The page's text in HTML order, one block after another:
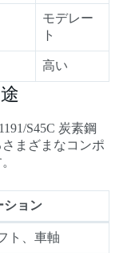
モデレー
ト
高い
S45C 炭素鋼
まざまなコンポ
ション
ト、車軸